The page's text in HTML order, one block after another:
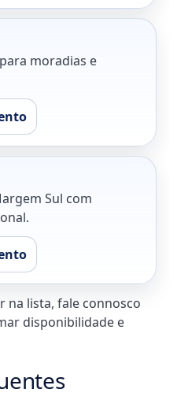
moradias e
Sul com
na lista, fale connosco
disponibilidade e